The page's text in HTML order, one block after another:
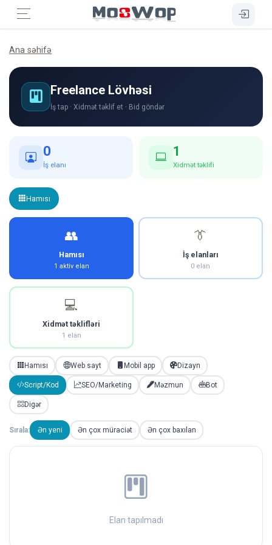
Ana səhifə
Freelance Lövhəsi
İş tap · Xidmət təklif et · Bid göndər
0
İş elanı
1
Xidmət təklifi
Hamısı
👥
Hamısı
1 aktiv elan
👔
İş elanları
0 elan
💻
Xidmət təklifləri
1 elan
Hamısı Web sayt Mobil app Dizayn
Script/Kod SEO/Marketing Məzmun Bot
Digər
Sırala: Ən yeni Ən çox müraciət Ən çox baxılan
Elan tapılmadı